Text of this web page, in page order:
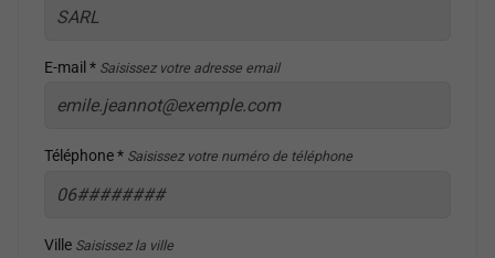
E-mail * Saisissez votre adresse email
Téléphone * Saisissez votre numéro de téléphone
Ville Saisissez la ville